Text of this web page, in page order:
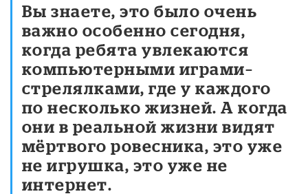
Вы знаете, это было очень
важно особенно сегодня,
когда ребята увлекаются
компьютерными играми–
стрелялками, где у каждого
по несколько жизней. А когда
они в реальной жизни видят
мёртвого ровесника, это уже
не игрушка, это уже не
интернет.